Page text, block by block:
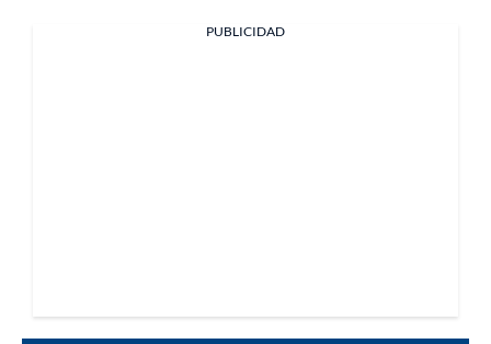
PUBLICIDAD